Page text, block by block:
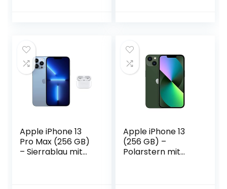
Apple iPhone 13
Pro Max (256 GB)
– Sierrablau mit
Apple iPhone 13
(256 GB) –
Polarstern mit